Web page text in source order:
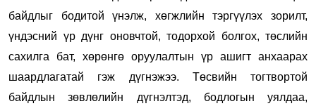
байдлыг бодитой үнэлж, хөгжлийн тэргүүлэх зорилт,
үндэсний үр дүнг оновчтой, тодорхой болгох, төслийн
сахилга бат, хөрөнгө оруулалтын үр ашигт анхаарах
шаардлагатай гэж дүгнэжээ. Төсвийн тогтвортой
байдлын зөвлөлийн дүгнэлтэд, бодлогын уялдаа,